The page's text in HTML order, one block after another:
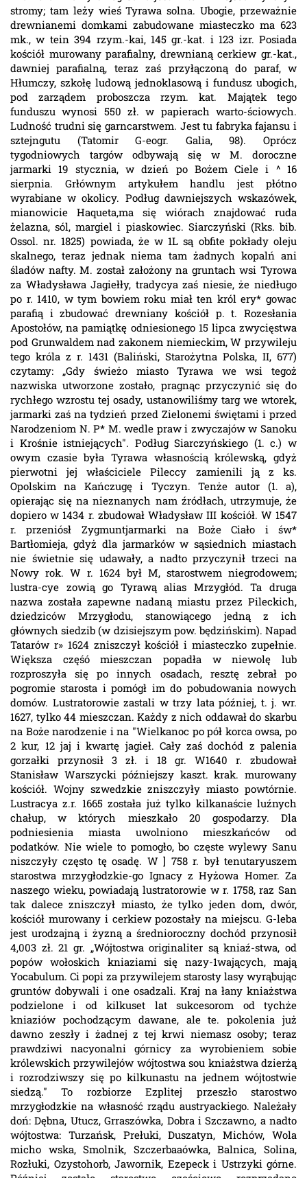
stromy; tam leży wieś Tyrawa solna. Ubogie, przeważnie
drewnianemi domkami zabudowane miasteczko ma 623
mk., w tein 394 rzym.-kai, 145 gr.-kat. i 123 izr. Posiada
kościół murowany parafialny, drewnianą cerkiew gr.-kat.,
dawniej parafialną, teraz zaś przyłączoną do paraf, w
Hłumczy, szkołę ludową jednoklasową i fundusz ubogich,
pod zarządem proboszcza rzym. kat. Majątek tego
funduszu wynosi 550 zł. w papierach warto-ściowych.
Ludność trudni się garncarstwem. Jest tu fabryka fajansu i
sztejngutu (Tatomir G-eogr. Galia, 98). Oprócz
tygodniowych targów odbywają się w M. doroczne
jarmarki 19 stycznia, w dzień po Bożem Ciele i ^ 16
sierpnia. Grłównym artykułem handlu jest płótno
wyrabiane w okolicy. Podług dawniejszych wskazówek,
mianowicie Haqueta,ma się wiórach znajdować ruda
żelazna, sól, margiel i piaskowiec. Siarczyński (Rks. bib.
Ossol. nr. 1825) powiada, że w 1L są obfite pokłady oleju
skalnego, teraz jednak niema tam żadnych kopalń ani
śladów nafty. M. został założony na gruntach wsi Tyrowa
za Władysława Jagiełły, tradycya zaś niesie, że niedługo
po r. 1410, w tym bowiem roku miał ten król ery* gowac
parafią i zbudować drewniany kościół p. t. Rozesłania
Apostołów, na pamiątkę odniesionego 15 lipca zwycięstwa
pod Grunwaldem nad zakonem niemieckim, W przywileju
tego króla z r. 1431 (Baliński, Starożytna Polska, II, 677)
czytamy: „Gdy świeżo miasto Tyrawa we wsi tegoż
nazwiska utworzone zostało, pragnąc przyczynić się do
rychłego wzrostu tej osady, ustanowiliśmy targ we wtorek,
jarmarki zaś na tydzień przed Zielonemi świętami i przed
Narodzeniom N. P* M. wedle praw i zwyczajów w Sanoku
i Krośnie istniejących". Podług Siarczyńskiego (1. c.) w
owym czasie była Tyrawa własnością królewską, gdyż
pierwotni jej właściciele Pileccy zamienili ją z ks.
Opolskim na Kańczugę i Tyczyn. Tenże autor (1. a),
opierając się na nieznanych nam źródłach, utrzymuje, że
dopiero w 1434 r. zbudował Władysław III kościół. W 1547
r. przeniósł Zygmuntjarmarki na Boże Ciało i św*
Bartłomieja, gdyż dla jarmarków w sąsiednich miastach
nie świetnie się udawały, a nadto przyczynił trzeci na
Nowy rok. W r. 1624 był M, starostwem niegrodowem;
lustra-cye zowią go Tyrawą alias Mrzygłód. Ta druga
nazwa została zapewne nadaną miastu przez Pileckich,
dziedziców Mrzygłodu, stanowiącego jedną z ich
głównych siedzib (w dzisiejszym pow. będzińskim). Napad
Tatarów r» 1624 zniszczył kościół i miasteczko zupełnie.
Większa częśó mieszczan popadła w niewolę lub
rozproszyła się po innych osadach, resztę zebrał po
pogromie starosta i pomógł im do pobudowania nowych
domów. Lustratorowie zastali w trzy lata później, t. j. wr.
1627, tylko 44 mieszczan. Każdy z nich oddawał do skarbu
na Boże narodzenie i na "Wielkanoc po pół korca owsa, po
2 kur, 12 jaj i kwartę jagieł. Cały zaś dochód z palenia
gorzałki przynosił 3 zł. i 18 gr. W1640 r. zbudował
Stanisław Warszycki późniejszy kaszt. krak. murowany
kościół. Wojny szwedzkie zniszczyły miasto powtórnie.
Lustracya z.r. 1665 została już tylko kilkanaście luźnych
chałup, w których mieszkało 20 gospodarzy. Dla
podniesienia miasta uwolniono mieszkańców od
podatków. Nie wiele to pomogło, bo częste wylewy Sanu
niszczyły często tę osadę. W ] 758 r. był tenutaryuszem
starostwa mrzygłodzkie-go Ignacy z Hyżowa Homer. Za
naszego wieku, powiadają lustratorowie w r. 1758, raz San
tak dalece zniszczył miasto, że tylko jeden dom, dwór,
kościół murowany i cerkiew pozostały na miejscu. G-leba
jest urodzajną i żyzną a średnioroczny dochód przynosił
4,003 zł. 21 gr. „Wójtostwa originaliter są kniaź-stwa, od
popów wołoskich kniaziami się nazy-1wających, mają
Yocabulum. Ci popi za przywilejem starosty lasy wyrąbując
gruntów dobywali i one osadzali. Kraj na łany kniażstwa
podzielone i od kilkuset lat sukcesorom od tychże
kniaziów pochodzącym dawane, ale te. pokolenia już
dawno zeszły i żadnej z tej krwi niemasz osoby; teraz
prawdziwi nacyonalni górnicy za wyrobieniem sobie
królewskich przywilejów wójtostwa sou kniażstwa dzierżą
i rozrodziwszy się po kilkunastu na jednem wójtostwie
siedzą." To rozbiorze Ezplitej przeszło starostwo
mrzygłodzkie na własność rządu austryackiego. Należały
doń: Dębna, Utucz, Grraszówka, Dobra i Szczawno, a nadto
wójtostwa: Turzańsk, Prełuki, Duszatyn, Michów, Wola
micho wska, Smolnik, Szczerbaaówka, Balnica, Solina,
Rozłuki, Ozystohorb, Jawornik, Ezepeck i Ustrzyki górne.